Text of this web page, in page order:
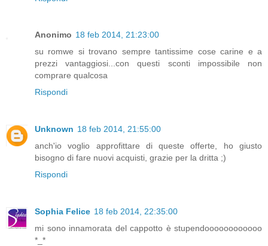
Anonimo 18 feb 2014, 21:23:00
su romwe si trovano sempre tantissime cose carine e a
prezzi vantaggiosi...con questi sconti impossibile non
comprare qualcosa
Rispondi
Unknown 18 feb 2014, 21:55:00
anch'io voglio approfittare di queste offerte, ho giusto
bisogno di fare nuovi acquisti, grazie per la dritta ;)
Rispondi
Sophia Felice 18 feb 2014, 22:35:00
mi sono innamorata del cappotto è stupendoooooooooooo
*_*